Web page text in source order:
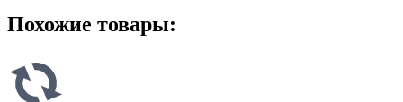
Похожие товары: